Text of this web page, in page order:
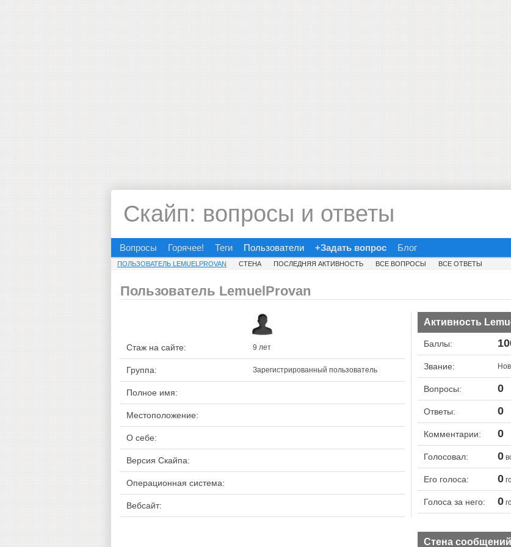
Скайп: вопросы и ответы
Вопросы Горячее! Теги Пользователи +Задать вопрос Блог
ПОЛЬЗОВАТЕЛЬ LEMUELPROVAN СТЕНА ПОСЛЕДНЯЯ АКТИВНОСТЬ ВСЕ ВОПРОСЫ ВСЕ ОТВЕТЫ
Пользователь LemuelProvan
Стаж на сайте: 9 лет
Группа: Зарегистрированный пользователь
Полное имя:
Местоположение:
О себе:
Версия Скайпа:
Операционная система:
Вебсайт:
Активность
Баллы:
Звание:
Вопросы: 0
Ответы: 0
Комментарии: 0
Голосовал: 0
Его голоса: 0
Голоса за него: 0
Стена